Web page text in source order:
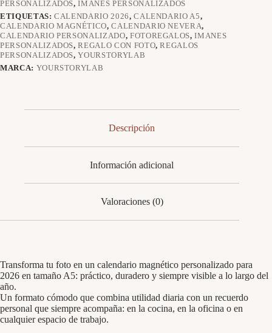
PERSONALIZADOS,IMANES PERSONALIZADOS
ETIQUETAS:CALENDARIO 2026,CALENDARIO A5,
CALENDARIO MAGNÉTICO,CALENDARIO NEVERA,
CALENDARIO PERSONALIZADO, FOTOREGALOS,IMANES
PERSONALIZADOS,REGALO CON FOTO,REGALOS
PERSONALIZADOS,YOURSTORYLAB
MARCA: YOURSTORYLAB
Descripción
Información adicional
Valoraciones (0)
Transforma tu foto en un calendario magnético personalizado para
2026 en tamaño A5: práctico, duradero y siempre visible a lo largo del
año.
Un formato cómodo que combina utilidad diaria con un recuerdo
personal que siempre acompaña: en la cocina, en la oficina o en
cualquier espacio de trabajo.